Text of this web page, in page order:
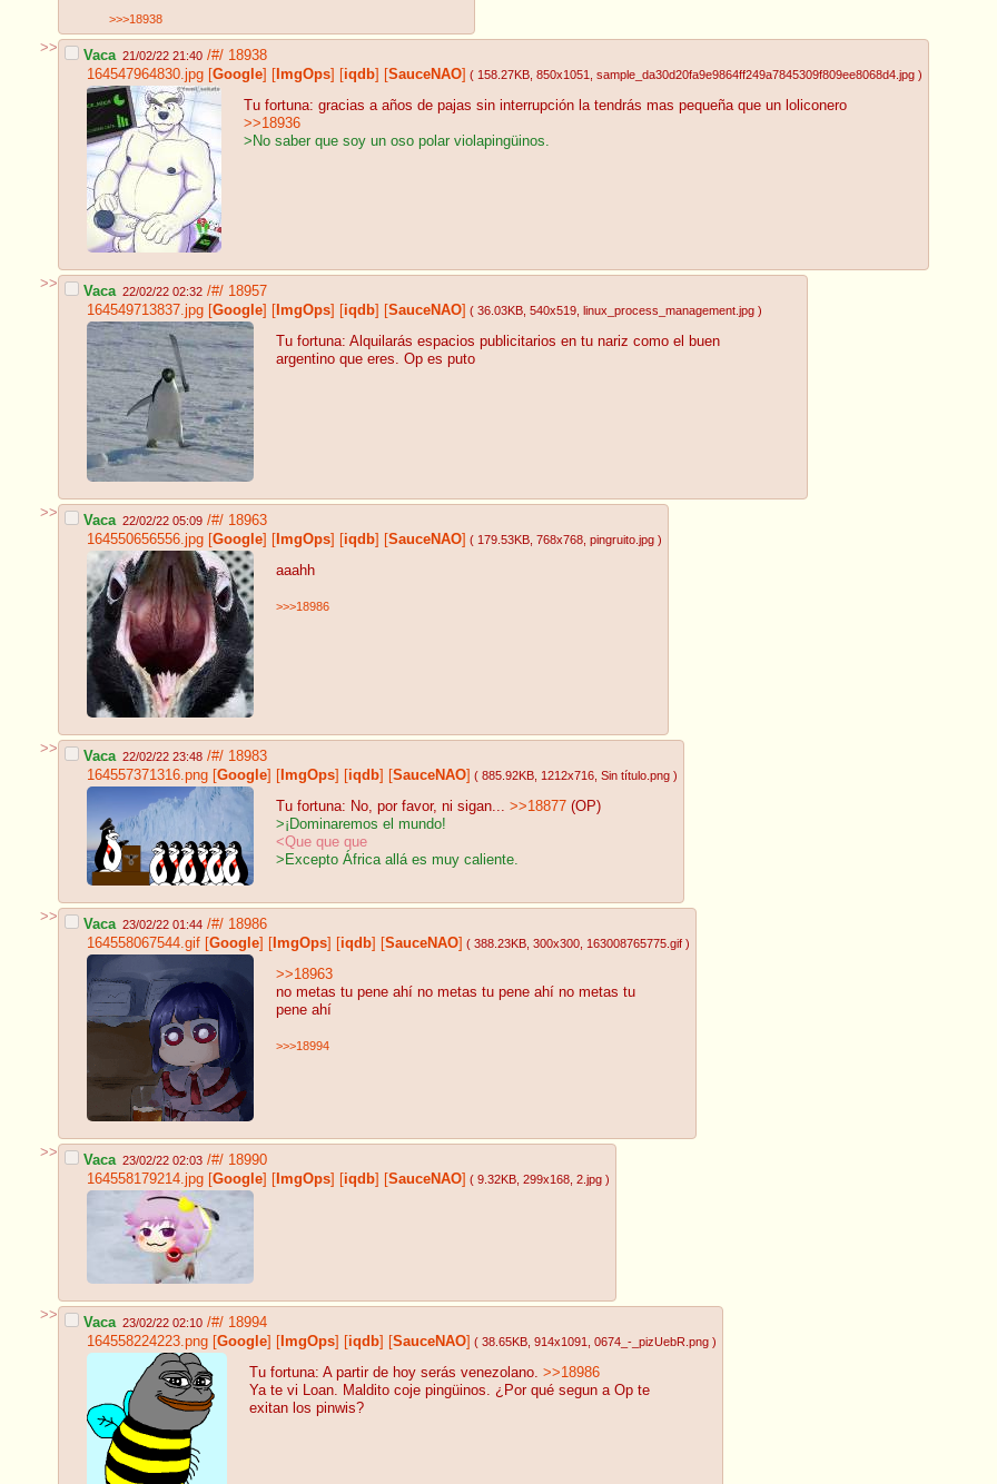
>>>18938
>> Vaca 21/02/22 21:40 /#/ 18938
164547964830.jpg [Google] [ ImgOps] [iqdb] [SauceNAO] ( 158.27KB , 850x1051 , sample_da30d20fa9e9864ff249a7845309f809ee8068d4.jpg )
Tu fortuna: gracias a años de pajas sin interrupción la tendrás mas pequeña que un loliconero
>>18936
>No saber que soy un oso polar violapingüinos.
>> Vaca 22/02/22 02:32 /#/ 18957
164549713837.jpg [Google] [ ImgOps] [iqdb] [SauceNAO] ( 36.03KB , 540x519 , linux_process_management.jpg )
Tu fortuna: Alquilarás espacios publicitarios en tu nariz como el buen
argentino que eres. Op es puto
>> Vaca 22/02/22 05:09 /#/ 18963
164550656556.jpg [Google] [ ImgOps] [iqdb] [SauceNAO] ( 179.53KB , 768x768 , pingruito.jpg )
aaahh
>>>18986
>> Vaca 22/02/22 23:48 /#/ 18983
164557371316.png [Google] [ ImgOps] [iqdb] [SauceNAO] ( 885.92KB , 1212x716 , Sin título.png )
Tu fortuna: No, por favor, ni sigan... >>18877 (OP)
>¡Dominaremos el mundo!
<Que que que
>Excepto África allá es muy caliente.
>> Vaca 23/02/22 01:44 /#/ 18986
164558067544.gif [Google] [ ImgOps] [iqdb] [SauceNAO] ( 388.23KB , 300x300 , 163008765775.gif )
>>18963
no metas tu pene ahí no metas tu pene ahí no metas tu
pene ahí
>>>18994
>> Vaca 23/02/22 02:03 /#/ 18990
164558179214.jpg [Google] [ ImgOps] [iqdb] [SauceNAO] ( 9.32KB , 299x168 , 2.jpg )
>> Vaca 23/02/22 02:10 /#/ 18994
164558224223.png [Google] [ ImgOps] [iqdb] [SauceNAO] ( 38.65KB , 914x1091 , 0674_-_pizUebR.png )
Tu fortuna: A partir de hoy serás venezolano. >>18986
Ya te vi Loan. Maldito coje pingüinos. ¿Por qué segun a Op te
exitan los pinwis?